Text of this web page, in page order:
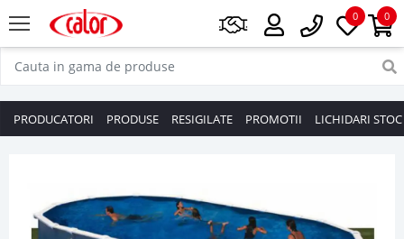
0
0
PRODUCATORI PRODUSE RESIGILATE PROMOTII LICHIDARI STOC